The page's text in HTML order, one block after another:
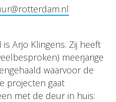
Arjo Klingens. Zij heeft
meerjarige
waarvoor de
projecten gaat
met de deur in huis: